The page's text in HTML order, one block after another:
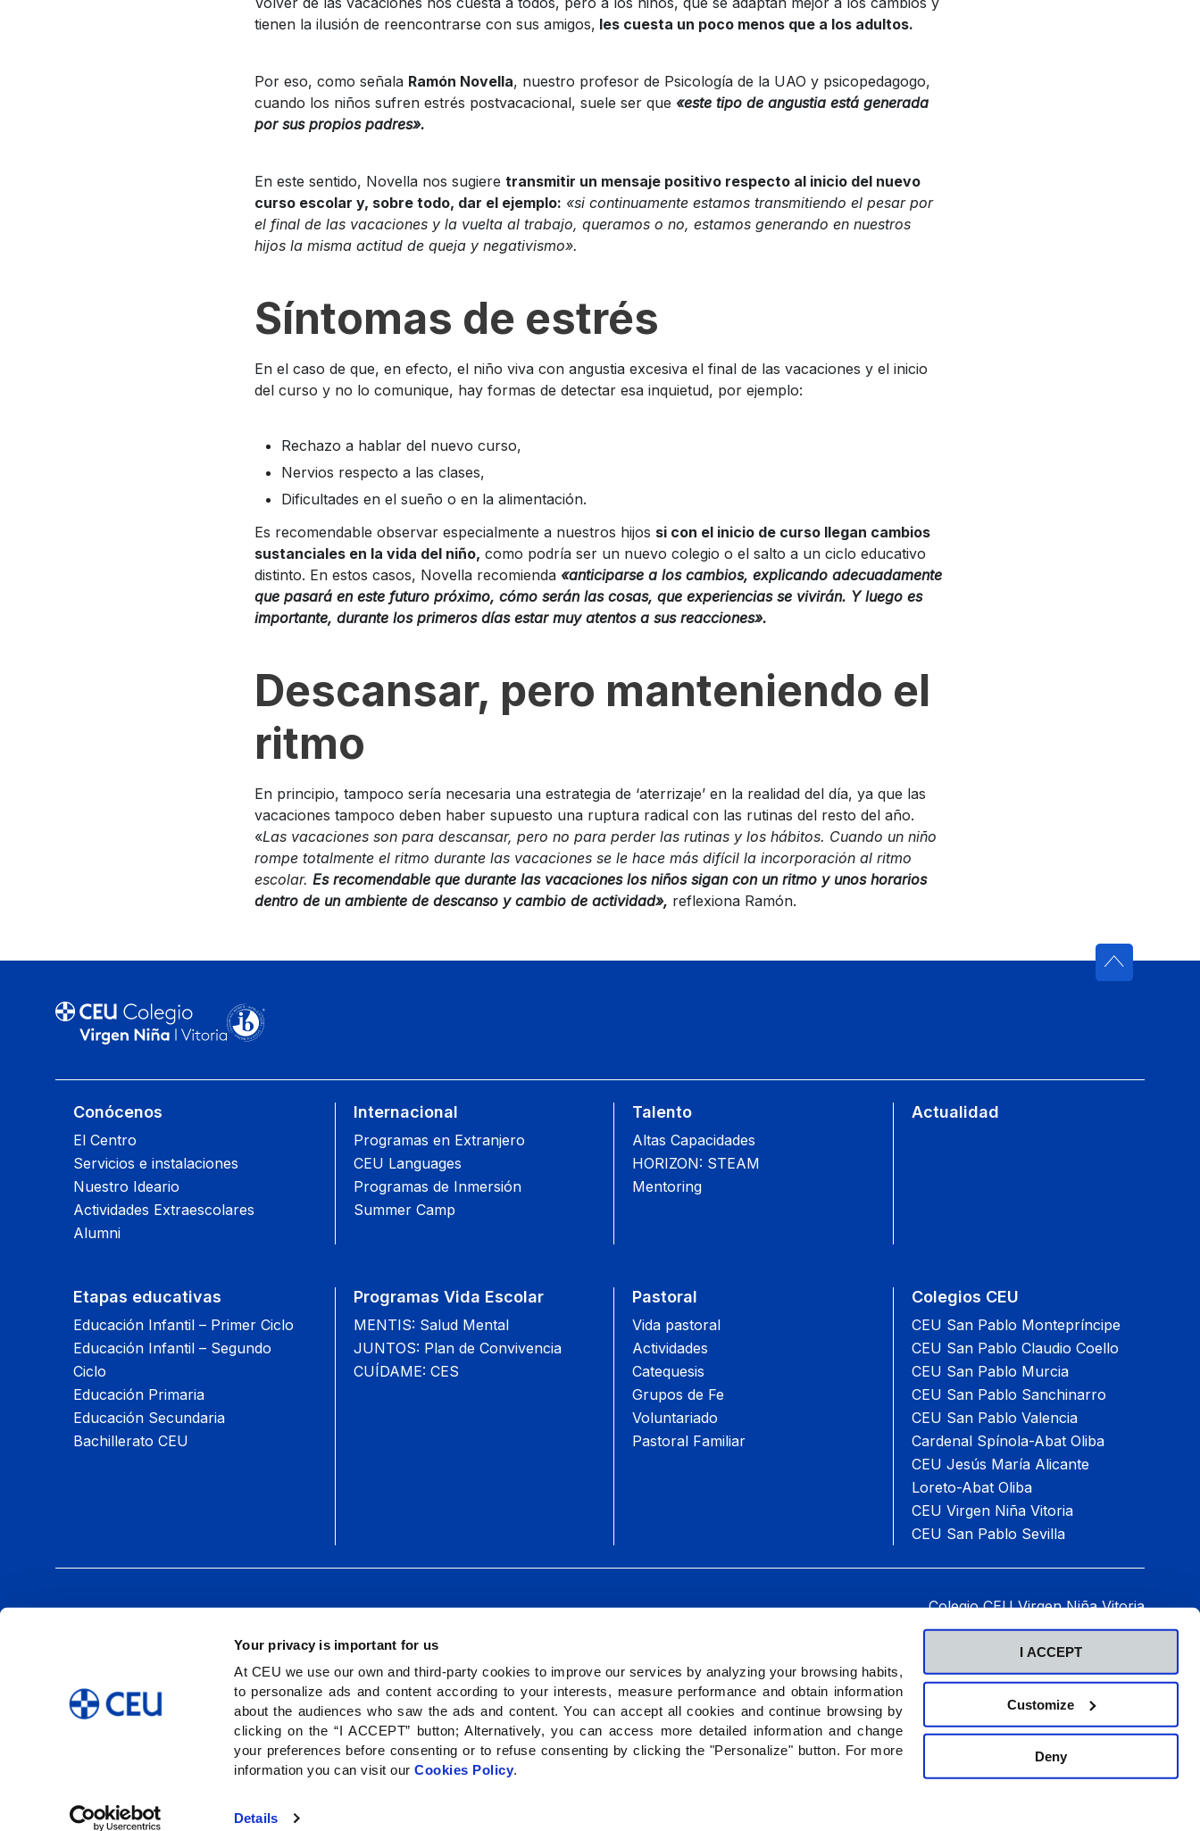
Your privacy is important for us
At CEU we use our own and third-party cookies to improve our services by analyzing your browsing habits,
to personalize ads and content according to your interests, measure performance and obtain information
about the audiences who saw the ads and content. You can accept all cookies and continue browsing by
clicking on the “I ACCEPT” button; Alternatively, you can access more detailed information and change
your preferences before consenting or to refuse consenting by clicking the "Personalize" button. For more
information you can visit ourCookies Policy.
Details
I ACCEPT
Customize
Deny
tienen la ilusión de reencontrarse con sus amigos, les cuesta un poco menos que a los adultos.
Por eso, como señala Ramón Novella, nuestro profesor de Psicología de la UAO y psicopedagogo,
cuando los niños sufren estrés postvacacional, suele ser que «este tipo de angustia está generada
por sus propios padres».
En este sentido, Novella nos sugiere transmitir un mensaje positivo respecto al inicio del nuevo
curso escolar y, sobre todo, dar el ejemplo: «si continuamente estamos transmitiendo el pesar por
el final de las vacaciones y la vuelta al trabajo, queramos o no, estamos generando en nuestros
hijos la misma actitud de queja y negativismo».
Síntomas de estrés
En el caso de que, en efecto, el niño viva con angustia excesiva el final de las vacaciones y el inicio
del curso y no lo comunique, hay formas de detectar esa inquietud, por ejemplo:
Rechazo a hablar del nuevo curso,
Nervios respecto a las clases,
Dificultades en el sueño o en la alimentación.
Es recomendable observar especialmente a nuestros hijos si con el inicio de curso llegan cambios
sustanciales en la vida del niño, como podría ser un nuevo colegio o el salto a un ciclo educativo
distinto. En estos casos, Novella recomienda «anticiparse a los cambios, explicando adecuadamente
que pasará en este futuro próximo, cómo serán las cosas, que experiencias se vivirán. Y luego es
importante, durante los primeros días estar muy atentos a sus reacciones».
Descansar, pero manteniendo el
ritmo
En principio, tampoco sería necesaria una estrategia de ‘aterrizaje’ en la realidad del día, ya que las
vacaciones tampoco deben haber supuesto una ruptura radical con las rutinas del resto del año.
«Las vacaciones son para descansar, pero no para perder las rutinas y los hábitos. Cuando un niño
rompe totalmente el ritmo durante las vacaciones se le hace más difícil la incorporación al ritmo
escolar. Es recomendable que durante las vacaciones los niños sigan con un ritmo y unos horarios
dentro de un ambiente de descanso y cambio de actividad», reflexiona Ramón.
Conócenos
El Centro
Servicios e instalaciones
Nuestro Ideario
Actividades Extraescolares
Alumni
Etapas educativas
Educación Infantil – Primer Ciclo
Educación Infantil – Segundo
Ciclo
Educación Primaria
Educación Secundaria
Bachillerato CEU
Internacional
Programas en Extranjero
CEU Languages
Programas de Inmersión
Summer Camp
Programas Vida Escolar
MENTIS: Salud Mental
JUNTOS: Plan de Convivencia
CUÍDAME: CES
Talento
Altas Capacidades
HORIZON: STEAM
Mentoring
Pastoral
Vida pastoral
Actividades
Catequesis
Grupos de Fe
Voluntariado
Pastoral Familiar
Actualidad
Colegios CEU
CEU San Pablo Montepríncipe
CEU San Pablo Claudio Coello
CEU San Pablo Murcia
CEU San Pablo Sanchinarro
CEU San Pablo Valencia
Cardenal Spínola-Abat Oliba
CEU Jesús María Alicante
Loreto-Abat Oliba
CEU Virgen Niña Vitoria
CEU San Pablo Sevilla
Colegio CEU Virgen Niña Vitoria
Paseo del Batán, 60, 01007 Vitoria-Gasteiz.
Teléfono: 945 14 28 74
2026 © Fundación Universitaria San Pablo CEU.